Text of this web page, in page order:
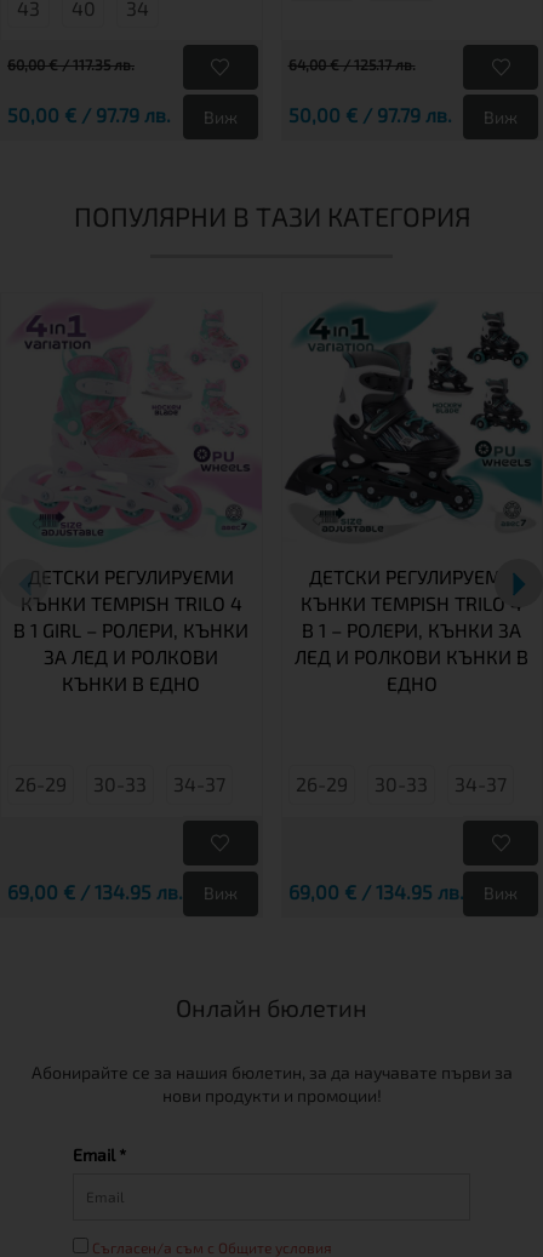
43 40 34
60,00 € / 117.35 лв.
50,00 € / 97.79 лв. Виж
64,00 € / 125.17 лв.
50,00 € / 97.79 лв. Виж
ПОПУЛЯРНИ В ТАЗИ КАТЕГОРИЯ
ДЕТСКИ РЕГУЛИРУЕМИ
КЪНКИ TEMPISH TRILO 4
В 1 GIRL – РОЛЕРИ, КЪНКИ
ЗА ЛЕД И РОЛКОВИ
КЪНКИ В ЕДНО
26-29 30-33 34-37
69,00 € / 134.95 лв. Виж
ДЕТСКИ РЕГУЛИРУЕМИ
КЪНКИ TEMPISH TRILO 4
В 1 – РОЛЕРИ, КЪНКИ ЗА
ЛЕД И РОЛКОВИ КЪНКИ В
ЕДНО
26-29 30-33 34-37
69,00 € / 134.95 лв. Виж
Онлайн бюлетин
Абонирайте се за нашия бюлетин, за да научавате първи за
нови продукти и промоции!
Email *
Съгласен/а съм с Общите условия